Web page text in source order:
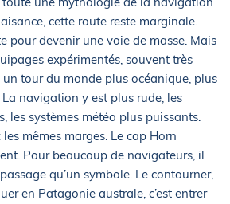
cette route reste marginale.
pour devenir une voie de masse. Mais
expérimentés, souvent très
tour du monde plus océanique, plus
navigation y est plus rude, les
les systèmes météo plus puissants.
mêmes marges. Le cap Horn
Pour beaucoup de navigateurs, il
qu’un symbole. Le contourner,
en Patagonie australe, c’est entrer